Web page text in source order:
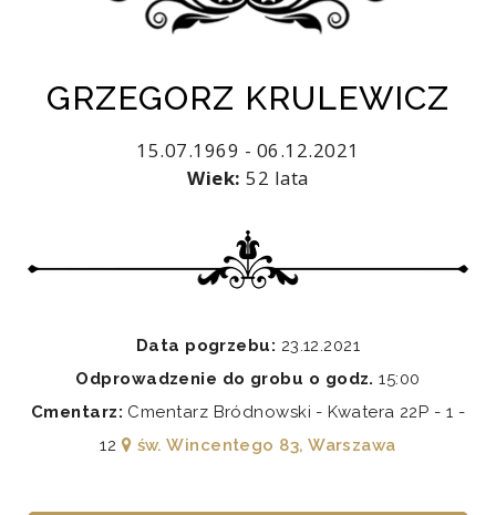
GRZEGORZ KRULEWICZ
15.07.1969 - 06.12.2021
Wiek: 52 lata
Data pogrzebu: 23.12.2021
Odprowadzenie do grobu o godz. 15:00
Cmentarz: Cmentarz Bródnowski - Kwatera 22P - 1 -
12
św. Wincentego 83, Warszawa